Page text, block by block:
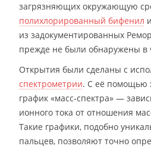
загрязняющих окружающую
полихлорированный бифенил
из задокументированных
прежде не были обнаружены в
Открытия были сделаны с
спектрометрии. С её помощью
график «масс-спектра» —
ионного тока от отношения
Такие графики, подобно
пальцев, позволяют точно